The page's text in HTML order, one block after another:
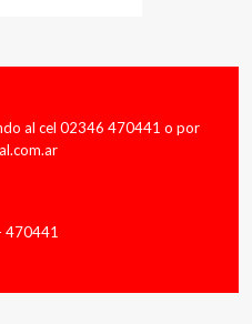
al cel 02346 470441 o por
470441